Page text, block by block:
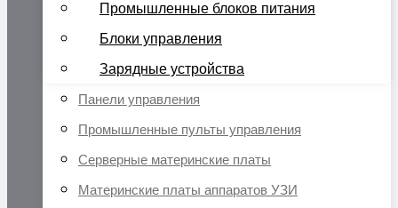
Промышленные блоков питания
Блоки управления
Зарядные устройства
Панели управления
Промышленные пульты управления
Серверные материнские платы
Материнские платы аппаратов УЗИ